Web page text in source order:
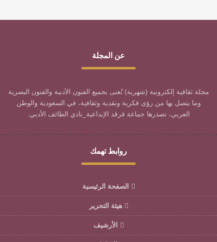
عن المجلة
مجلة ثقافية إلكترونية (شهرية) تُعنى بجميع الفنون الأدبية والفنون البصرية
وما يتصل بها من رؤى فكرية ونقدية وثقافية، في السعودية والوطن
العربي، تصدرها جماعة فرقد الإبداعية_نادي الطائف الأدبي.
روابط تهمك
الصفحة الرئيسية
هيئة التحرير
الأرشيف